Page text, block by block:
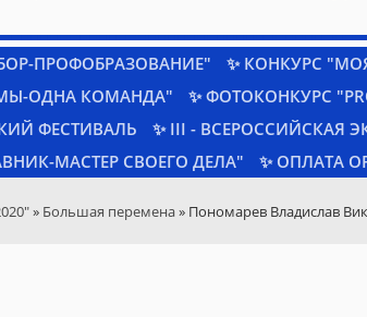
ПРОФОБРАЗОВАНИЕ"
✨ КОНКУРС
ОДНА КОМАНДА"
✨ ФОТОКОНКУРС
ФЕСТИВАЛЬ
✨ III - ВСЕРОССИЙСКАЯ
МАСТЕР СВОЕГО ДЕЛА"
✨ ОПЛАТА
» Большая перемена» Пономарев Владислав